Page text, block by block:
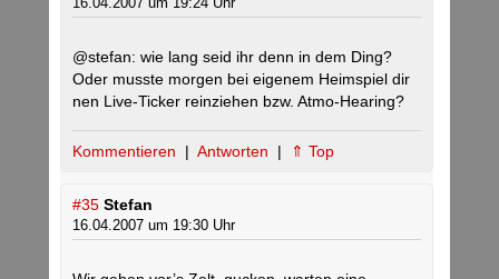
@stefan: wie lang seid ihr denn in dem Ding?
Oder musste morgen bei eigenem Heimspiel dir
nen Live-Ticker reinziehen bzw. Atmo-Hearing?
Kommentieren | Antworten | ⇑ Top
#35 Stefan
16.04.2007 um 19:30 Uhr